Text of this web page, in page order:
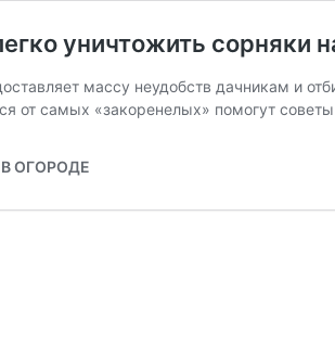
уничтожить сорняки
массу неудобств дачникам и
от самых «закоренелых» помогут
ОГОРОДЕ